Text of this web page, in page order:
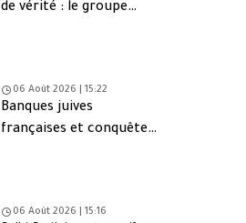
de vérité : le groupe
06 Août 2026 | 15:22
Banques juives
françaises et conquête
06 Août 2026 | 15:16